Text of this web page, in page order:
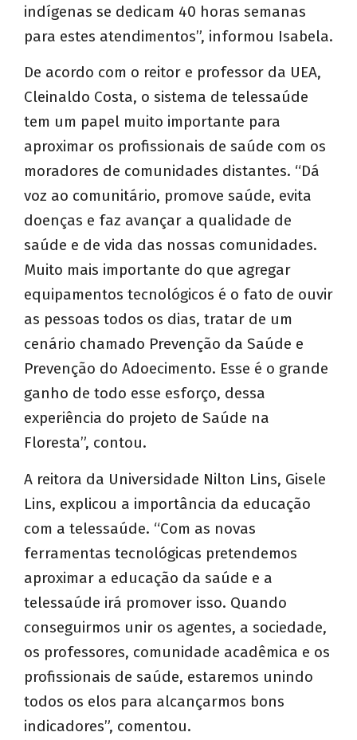
indígenas se dedicam 40 horas semanas
para estes atendimentos”, informou Isabela.
De acordo com o reitor e professor da UEA,
Cleinaldo Costa, o sistema de telessaúde
tem um papel muito importante para
aproximar os profissionais de saúde com os
moradores de comunidades distantes. “Dá
voz ao comunitário, promove saúde, evita
doenças e faz avançar a qualidade de
saúde e de vida das nossas comunidades.
Muito mais importante do que agregar
equipamentos tecnológicos é o fato de ouvir
as pessoas todos os dias, tratar de um
cenário chamado Prevenção da Saúde e
Prevenção do Adoecimento. Esse é o grande
ganho de todo esse esforço, dessa
experiência do projeto de Saúde na
Floresta”, contou.
A reitora da Universidade Nilton Lins, Gisele
Lins, explicou a importância da educação
com a telessaúde. “Com as novas
ferramentas tecnológicas pretendemos
aproximar a educação da saúde e a
telessaúde irá promover isso. Quando
conseguirmos unir os agentes, a sociedade,
os professores, comunidade acadêmica e os
profissionais de saúde, estaremos unindo
todos os elos para alcançarmos bons
indicadores”, comentou.